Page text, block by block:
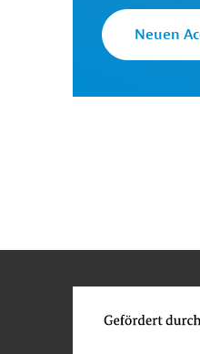
Tansania
Klimawandel
Neuen